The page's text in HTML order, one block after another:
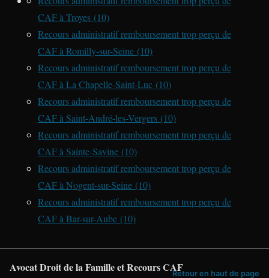
CAF à Troyes (10)
Recours administratif remboursement trop perçu de
CAF à Romilly-sur-Seine (10)
Recours administratif remboursement trop perçu de
CAF à La Chapelle-Saint-Luc (10)
Recours administratif remboursement trop perçu de
CAF à Saint-André-les-Vergers (10)
Recours administratif remboursement trop perçu de
CAF à Sainte-Savine (10)
Recours administratif remboursement trop perçu de
CAF à Nogent-sur-Seine (10)
Recours administratif remboursement trop perçu de
CAF à Bar-sur-Aube (10)
Avocat Droit de la Famille et Recours CAFRetour en haut de page